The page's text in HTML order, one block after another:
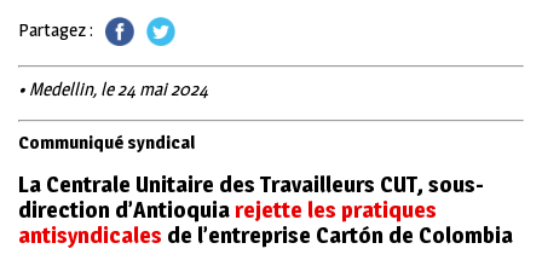
Partagez :
• Medellin, le 24 mai 2024
Communiqué syndical
La Centrale Unitaire des Travailleurs CUT, sous-
direction d’Antioquiarejette les pratiques
antisyndicales de l’entreprise Cartón de Colombia